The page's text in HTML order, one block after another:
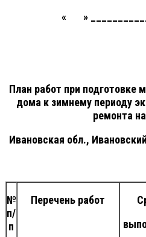
« »
План работ при подготовке
дома к зимнему периоду
ремонта
Ивановская обл.,
№
п/
п
Перечень работ